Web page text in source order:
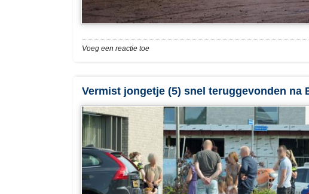
Voeg een reactie toe
Vermist jongetje (5) snel teruggevonden na